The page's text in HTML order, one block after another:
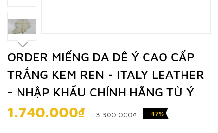
ORDER MIẾNG DA DÊ Ý CAO CẤP
TRẮNG KEM REN - ITALY LEATHER
- NHẬP KHẨU CHÍNH HÃNG TỪ Ý
1.740.000₫ 3.300.000₫ - 47%